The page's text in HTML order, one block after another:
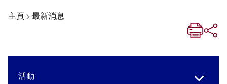
主頁> 最新消息
活動